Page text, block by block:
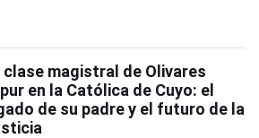
clase magistral de Olivares
en la Católica de Cuyo: el
de su padre y el futuro de la